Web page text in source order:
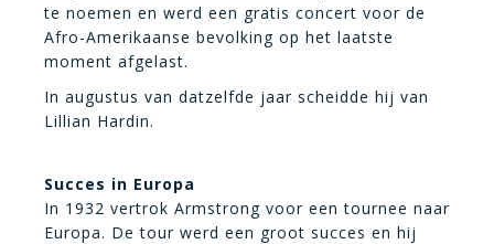
te noemen en werd een gratis concert voor de
Afro-Amerikaanse bevolking op het laatste
moment afgelast.
In augustus van datzelfde jaar scheidde hij van
Lillian Hardin.
Succes in Europa
In 1932 vertrok Armstrong voor een tournee naar
Europa. De tour werd een groot succes en hij